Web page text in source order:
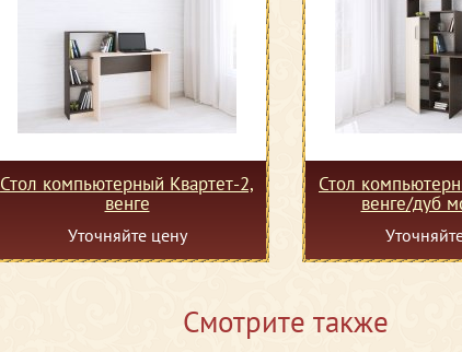
Стол компьютерный Квартет-2,
венге
Уточняйте цену
Стол
венге/дуб
Смотрите также